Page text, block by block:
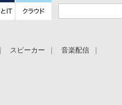
スピーカー
音楽配信